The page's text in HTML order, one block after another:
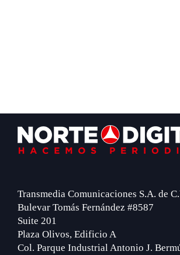
Footer
Transmedia Comunicaciones S.A. de
Bulevar Tomás Fernández #8587
Suite 201
Plaza Olivos, Edificio A
Col. Parque Industrial Antonio J.